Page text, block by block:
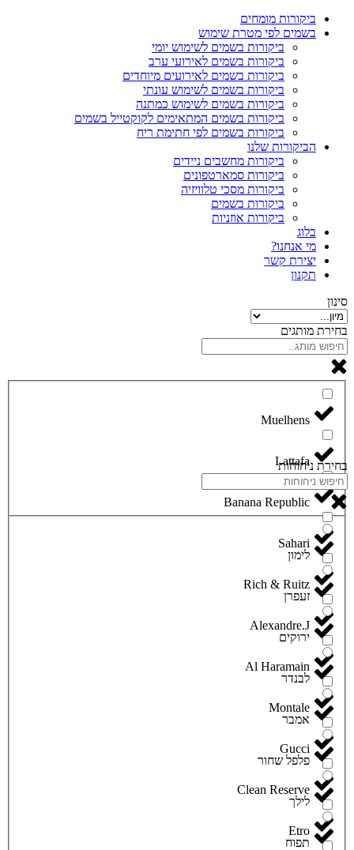
ביקורות מומחים
בשמים לפי מטרת שימוש
ביקורות בשמים לשימוש יומי
ביקורות בשמים לאירועי ערב
ביקורות בשמים לאירועים מיוחדים
ביקורות בשמים לשימוש עונתי
ביקורות בשמים לשימוש כמתנה
ביקורות בשמים המתאימים לקוקטייל בשמים
ביקורות בשמים לפי חתימת ריח
הביקורות שלנו
ביקורות מחשבים ניידים
ביקורות סמארטפונים
ביקורות מסכי טלוויזיה
ביקורות בשמים
ביקורות אוזניות
בלוג
מי אנחנו?
יצירת קשר
תקנון
סינון
בחירת מותגים
Lattafa
Banana Republic
Sahari
Rich & Ruitz
Alexandre.J
Al Haramain
Montale
Gucci
Clean Reserve
Etro
בחירת ניחוחות
לימון
זעפרן
ירוקים
לבנדר
אמבר
פלפל שחור
לילך
תפוח